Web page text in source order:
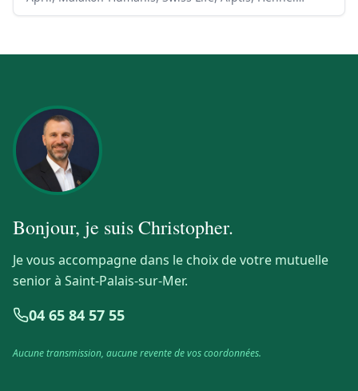
Bonjour, je suisChristopher.
Je vous accompagne dans le choix de votre mutuelle
senior à Saint-Palais-sur-Mer.
04 65 84 57 55
Aucune transmission, aucune revente de vos coordonnées.